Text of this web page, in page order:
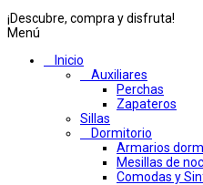
¡Descubre, compra y disfruta!
Menú
Inicio
Auxiliares
Perchas
Zapateros
Sillas
Dormitorio
Armarios
Mesillas de
Comodas y